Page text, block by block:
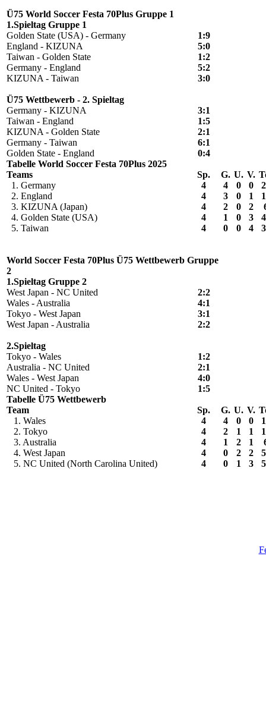
Ü75 World Soccer Festa 70Plus Gruppe 1
1.Spieltag Gruppe 1
Golden State (USA) - Germany
1:9
England - KIZUNA
5:0
Taiwan - Golden State
1:2
Germany - England
5:2
KIZUNA - Taiwan
3:0
Ü75 Wettbewerb - 2. Spieltag
Germany - KIZUNA
3:1
Taiwan - England
1:5
KIZUNA - Golden State
2:1
Germany - Taiwan
6:1
Golden State - England
0:4
Tabelle World Soccer Festa 70Plus 2025
Teams
Sp. G. U. V.
1. Germany
4 4 0 0
2. England
4 3 0 1
3. KIZUNA (Japan)
4 2 0 2
4. Golden State (USA)
4 1 0 3
5. Taiwan
4 0 0 4
World Soccer Festa 70Plus Ü75 Wettbewerb Gruppe
2
1.Spieltag Gruppe 2
West Japan - NC United
2:2
Wales - Australia
4:1
Tokyo - West Japan
3:1
West Japan - Australia
2:2
2.Spieltag
Tokyo - Wales
1:2
Australia - NC United
2:1
Wales - West Japan
4:0
NC United - Tokyo
1:5
Tabelle Ü75 Wettbewerb
Team
Sp. G. U. V.
1. Wales
4 4 0 0
2. Tokyo
4 2 1 1
3. Australia
4 1 2 1
4. West Japan
4 0 2 2
5. NC United (North Carolina United)
4 0 1 3